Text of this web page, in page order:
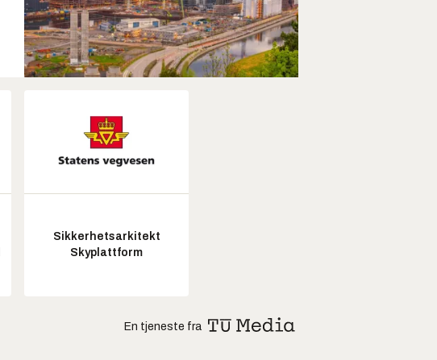
Sikkerhetsarkitekt
Skyplattform
En tjeneste fra